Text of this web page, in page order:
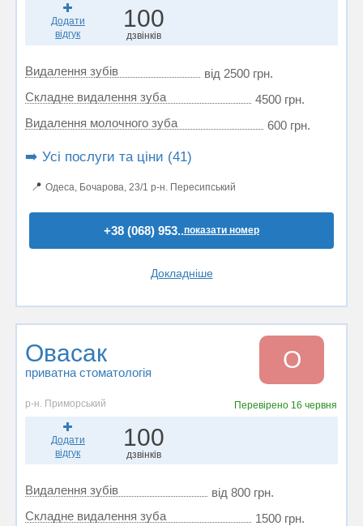
Додати
відгук
100
дзвінків
Видалення зубів
від 2500 грн.
Складне видалення зуба
4500 грн.
Видалення молочного зуба
600 грн.
➡️ Усі послуги та ціни (41)
📍 Одеса, Бочарова, 23/1 р-н. Пересипський
+38 (068) 953..показати номер
Докладніше
Овасак
приватна стоматологія О
р-н. Приморський Перевірено 16 червня
Додати
відгук
100
дзвінків
Видалення зубів
від 800 грн.
Складне видалення зуба
1500 грн.